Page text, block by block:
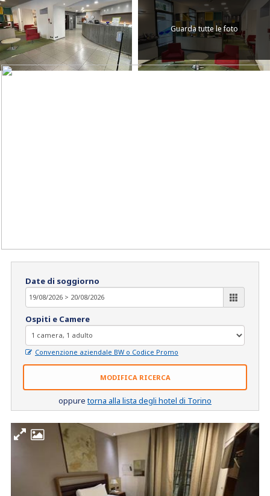
Guarda tutte le foto
Date di soggiorno
Ospiti e Camere
Convenzione aziendale BW o Codice Promo
MODIFICA RICERCA
oppuretorna alla lista degli hotel di Torino